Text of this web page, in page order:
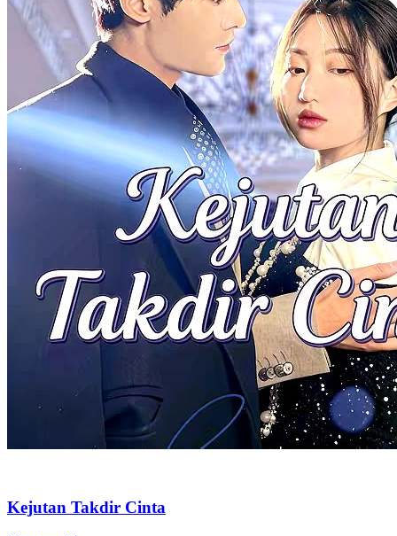
Setelah patah hati, Maya menikah kilat dengan Arya, playboy
tampan. Dari konflik dan gangguan masa lalu, cinta mereka tumbuh,
hingga akhirnya mereka mengungkap kebenaran, bersatu, dan
meraih restu keluarga dalam kisah penuh emosi dan romansa.
Cinta Setelah Pernikahan
RomansaRomansa Urban